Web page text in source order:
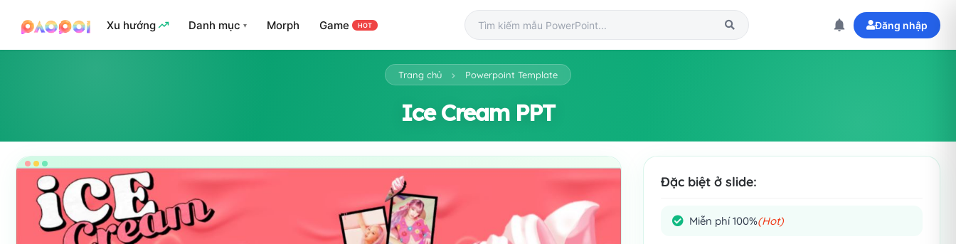
Xu hướng Danh mục Morph Game HOT Đăng nhập
Trang chủ Powerpoint Template
Ice Cream PPT
Đặc biệt ở slide:
Miễn phí 100%(Hot)